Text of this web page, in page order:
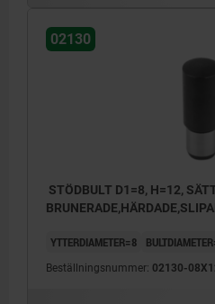
02130
STÖDBULT D1=8, H=12,
YTTERDIAMETER=8
Beställningsnummer: 02130-